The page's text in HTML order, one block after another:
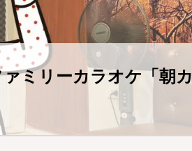
ミリーカラオケ「朝カ